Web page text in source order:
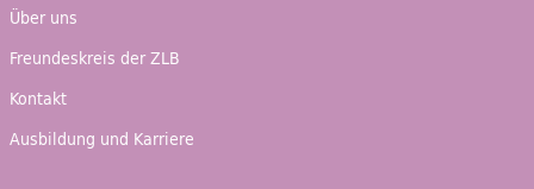
Über uns
Freundeskreis der ZLB
Kontakt
Ausbildung und Karriere